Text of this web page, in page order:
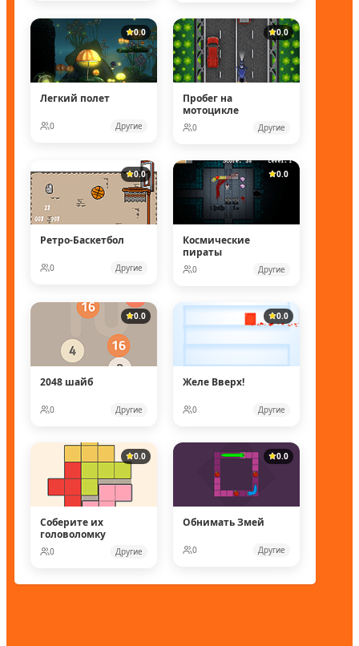
0.0
Легкий полет
0 Другие
0.0
Пробег на
мотоцикле
0 Другие
0.0
Ретро-Баскетбол
0 Другие
0.0
Космические
пираты
0 Другие
0.0
2048 шайб
0 Другие
0.0
Желе Вверх!
0 Другие
0.0
Соберите их
головоломку
0 Другие
0.0
Обнимать Змей
0 Другие